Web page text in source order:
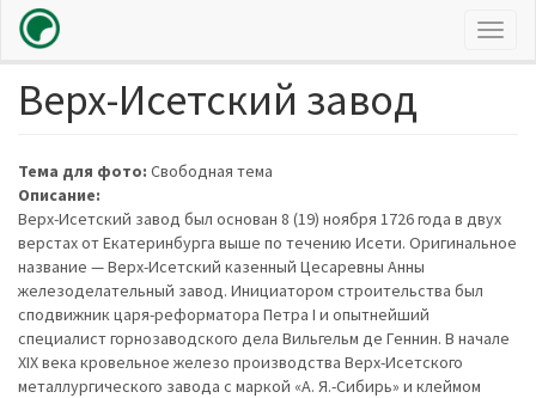
Перейти
Верх-Исетский завод
Тема для фото: Свободная тема
Описание:
Верх-Исетский завод был основан 8 (19) ноября 1726 года в двух
верстах от Екатеринбурга выше по течению Исети. Оригинальное
название — Верх-Исетский казенный Цесаревны Анны
железоделательный завод. Инициатором строительства был
сподвижник царя-реформатора Петра I и опытнейший
специалист горнозаводского дела Вильгельм де Геннин. В начале
XIX века кровельное железо производства Верх-Исетского
металлургического завода с маркой «А. Я.-Сибирь» и клеймом